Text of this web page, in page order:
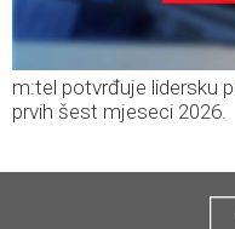
m:tel potvrđuje lidersku
prvih šest mjeseci 2026.